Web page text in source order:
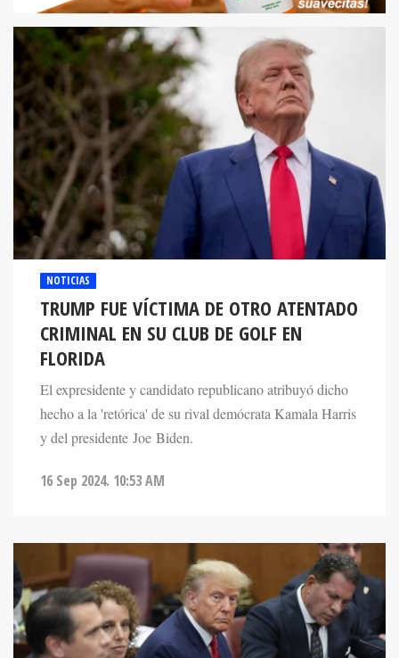
NOTICIAS
TRUMP FUE VÍCTIMA DE OTRO ATENTADO
CRIMINAL EN SU CLUB DE GOLF EN
FLORIDA
El expresidente y candidato republicano atribuyó dicho
hecho a la 'retórica' de su rival demócrata Kamala Harris
y del presidente Joe Biden.